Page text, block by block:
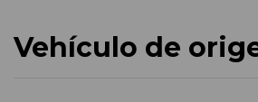
Vehículo de